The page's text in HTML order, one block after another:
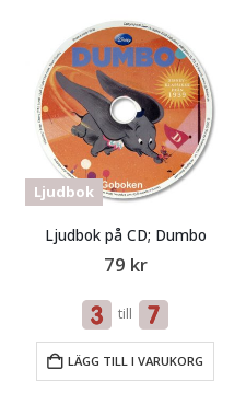
Ljudbok på CD; Dumbo
kr
till
LÄGG TILL I VARUKORG